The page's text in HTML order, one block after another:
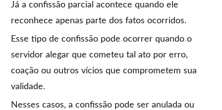
Já a confissão parcial acontece quando ele
reconhece apenas parte dos fatos ocorridos.
Esse tipo de confissão pode ocorrer quando o
servidor alegar que cometeu tal ato por erro,
coação ou outros vícios que comprometem sua
validade.
Nesses casos, a confissão pode ser anulada ou